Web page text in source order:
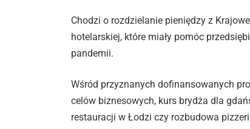
Chodzi o rozdzielanie pieniędzy z
hotelarskiej, które miały pomóc
pandemii.
Wśród przyznanych dofinansowanych
celów biznesowych, kurs brydża dla
restauracji w Łodzi czy rozbudowa